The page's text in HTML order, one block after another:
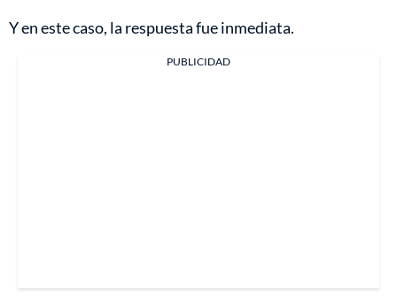
Y en este caso, la respuesta fue inmediata.
PUBLICIDAD